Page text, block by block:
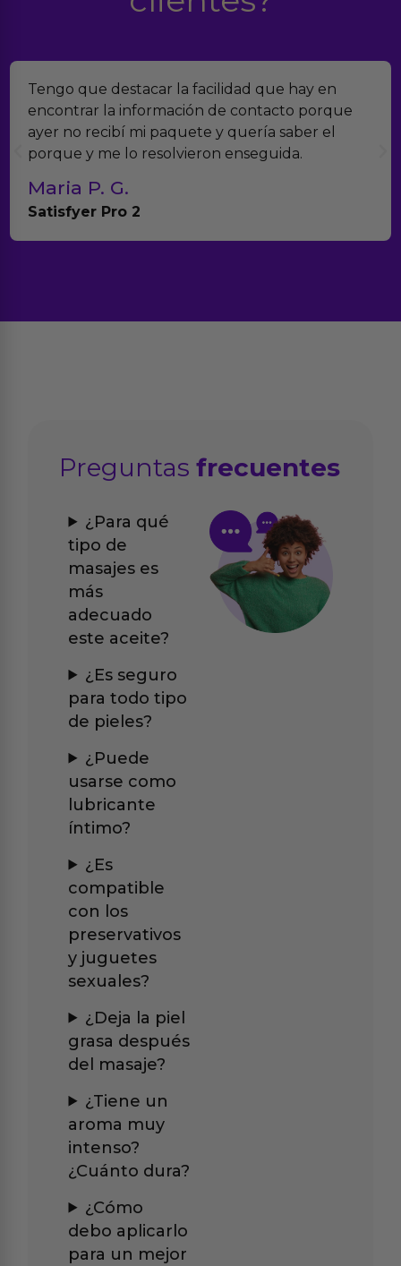
Tengo que destacar la facilidad que hay en
encontrar la información de contacto porque
ayer no recibí mi paquete y quería saber el
porque y me lo resolvieron enseguida.
Maria P. G.
Satisfyer Pro 2
Preguntasfrecuentes
¿Para qué
tipo de
masajes es
más
adecuado
este aceite?
¿Es seguro
para todo tipo
de pieles?
¿Puede
usarse como
lubricante
íntimo?
¿Es
compatible
con los
preservativos
y juguetes
sexuales?
¿Deja la piel
grasa después
del masaje?
¿Tiene un
aroma muy
intenso?
¿Cuánto dura?
¿Cómo
debo aplicarlo
para un mejor